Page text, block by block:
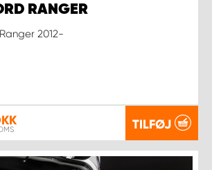
RANGER
2012-
TILFØJ